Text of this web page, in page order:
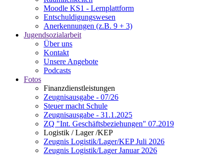
Moodle KS1 - Lernplattform
Entschuldigungswesen
Anerkennungen (z.B. 9 + 3)
Jugendsozialarbeit
Über uns
Kontakt
Unsere Angebote
Podcasts
Fotos
Finanzdienstleistungen
Zeugnisausgabe - 07/26
Steuer macht Schule
Zeugnisausgabe - 31.1.2025
ZQ "Int. Geschäftsbeziehungen" 07.2019
Logistik / Lager /KEP
Zeugnis Logistik/Lager/KEP Juli 2026
Zeugnis Logistik/Lager Januar 2026